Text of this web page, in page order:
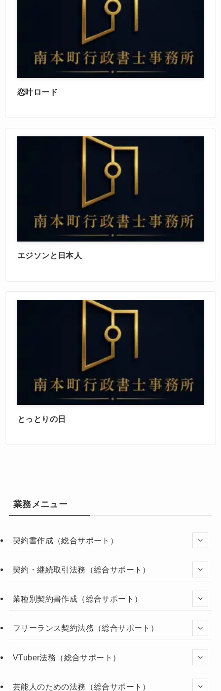
恋叶ロード
エジソンと日本人
とっとりの日
業務メニュー
契約書作成（総合サポート）
契約・継続取引法務（総合サポート）
業種別契約書作成（総合サポート）
フリーランス契約法務（総合サポート）
VTuber法務（総合サポート）
芸能人のための法務（総合サポート）